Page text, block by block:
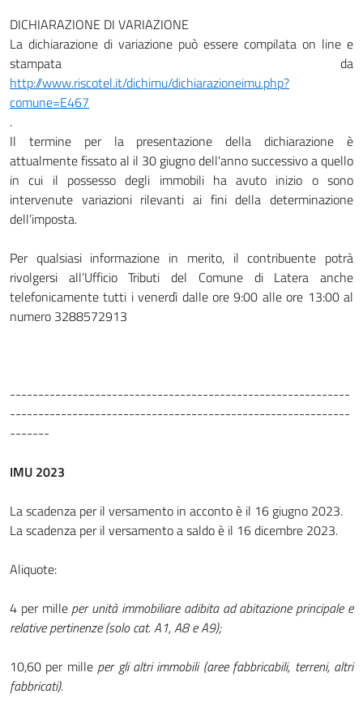
DICHIARAZIONE DI VARIAZIONE
La dichiarazione di variazione può essere compilata on line e
stampata da
http://www.riscotel.it/dichimu/dichiarazioneimu.php?
comune=E467
.
Il termine per la presentazione della dichiarazione è
attualmente fissato al il 30 giugno dell'anno successivo a quello
in cui il possesso degli immobili ha avuto inizio o sono
intervenute variazioni rilevanti ai fini della determinazione
dell’imposta.
Per qualsiasi informazione in merito, il contribuente potrà
rivolgersi all’Ufficio Tributi del Comune di Latera anche
telefonicamente tutti i venerdì dalle ore 9:00 alle ore 13:00 al
numero 3288572913
------------------------------------------------------------
------------------------------------------------------------
-------
IMU 2023
La scadenza per il versamento in acconto è il 16 giugno 2023.
La scadenza per il versamento a saldo è il 16 dicembre 2023.
Aliquote:
4 per mille per unità immobiliare adibita ad abitazione principale e
relative pertinenze (solo cat. A1, A8 e A9);
10,60 per mille per gli altri immobili (aree fabbricabili, terreni, altri
fabbricati).